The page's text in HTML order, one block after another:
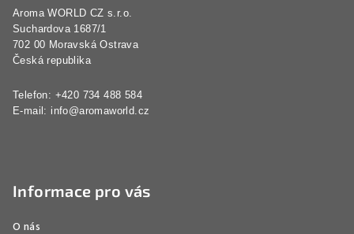
Aroma WORLD CZ s.r.o.
Suchardova 1687/1
702 00 Moravská Ostrava
Česká republika
Telefon: +420 734 488 584
E-mail: info@aromaworld.cz
Informace pro vás
O nás